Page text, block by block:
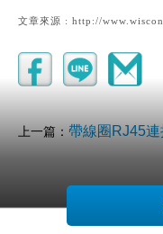
文章來源 : http://
上一篇： 帶線圈RJ45